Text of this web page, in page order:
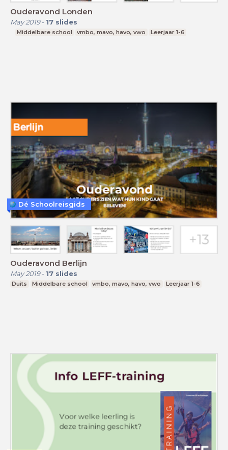
Ouderavond Londen
May 2019- 17 slides
Middelbare school vmbo, mavo, havo, vwo Leerjaar 1-6
Ouderavond Berlijn
May 2019- 17 slides
Duits Middelbare school vmbo, mavo, havo, vwo Leerjaar 1-6
Dé Schoolreisgids